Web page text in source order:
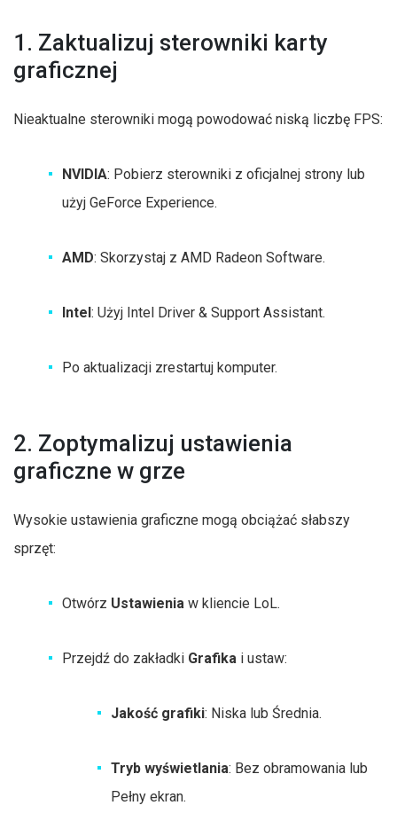
1. Zaktualizuj sterowniki karty
graficznej
Nieaktualne sterowniki mogą powodować niską liczbę FPS:
NVIDIA: Pobierz sterowniki z oficjalnej strony lub
użyj GeForce Experience.
AMD: Skorzystaj z AMD Radeon Software.
Intel: Użyj Intel Driver & Support Assistant.
Po aktualizacji zrestartuj komputer.
2. Zoptymalizuj ustawienia
graficzne w grze
Wysokie ustawienia graficzne mogą obciążać słabszy
sprzęt:
Otwórz Ustawienia w kliencie LoL.
Przejdź do zakładki Grafika i ustaw:
Jakość grafiki: Niska lub Średnia.
Tryb wyświetlania: Bez obramowania lub
Pełny ekran.